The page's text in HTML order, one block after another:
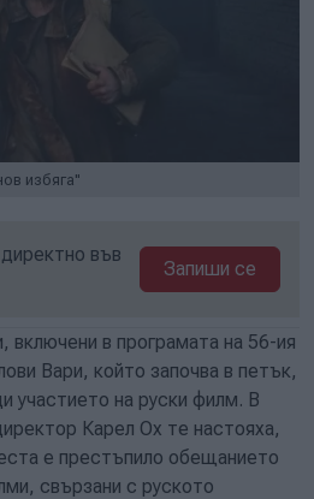
избяга"
във
Запиши се
включени в програмата на 56-ия
Вари, който започва в петък,
участието на руски филм. В
Карел Ох те настояха,
е престъпило обещанието
свързани с руското